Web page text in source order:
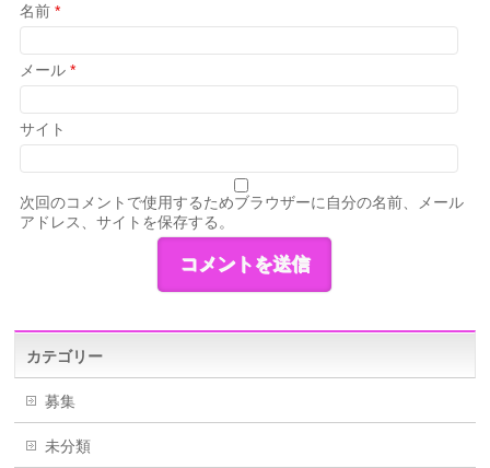
名前*
メール*
サイト
次回のコメントで使用するためブラウザーに自分の名前、メール
アドレス、サイトを保存する。
カテゴリー
募集
未分類